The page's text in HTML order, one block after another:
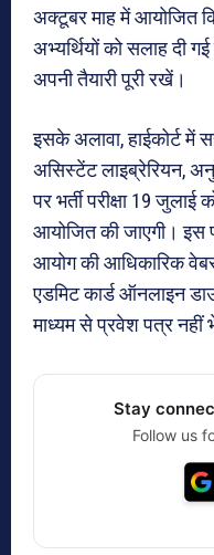
अक्टूबर माह में आयोजित
अभ्यर्थियों को सलाह दी
अपनी तैयारी पूरी रखें।
इसके अलावा, हाईकोर्ट में
असिस्टेंट लाइब्रेरियन,
पर भर्ती परीक्षा 19 जुलाई
आयोजित की जाएगी। इस
आयोग की आधिकारिक
एडमिट कार्ड ऑनलाइन
माध्यम से प्रवेश पत्र नहीं
Stay
Follow us